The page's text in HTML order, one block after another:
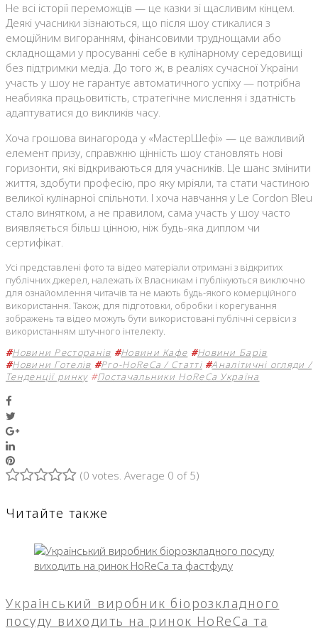
Не всі історії переможців — це казки зі щасливим кінцем.
Деякі учасники зізнаються, що після шоу стикалися з
емоційним вигоранням, фінансовими труднощами або
складнощами у просуванні себе в кулінарному середовищі
без підтримки медіа. До того ж, в реаліях сучасної України
участь у шоу не гарантує автоматичного успіху — потрібна
неабияка працьовитість, стратегічне мислення і здатність
адаптуватися до викликів часу.
Хоча грошова винагорода у «МастерШефі» — це важливий
елемент призу, справжню цінність шоу становлять нові
горизонти, які відкриваються для учасників. Це шанс змінити
життя, здобути професію, про яку мріяли, та стати частиною
великої кулінарної спільноти. І хоча навчання у Le Cordon Bleu
стало винятком, а не правилом, сама участь у шоу часто
виявляється більш цінною, ніж будь-яка диплом чи
сертифікат.
Усі представлені фото та відео матеріали отримані з відкритих
публічних джерел, належать їх Власникам і публікуються виключно
для ознайомлення читачів та не мають будь-якого комерційного
використання. Також, для підготовки, обробки і корегування
зображень та відео можуть бути використовані публічні сервіси з
використанням штучного інтелекту.
#Новини Ресторанів #Новини Кафе #Новини Барів
#Новини Готелів #Pro-HoReCa / Статті #Аналітичні огляди /
Тенденції ринку #Постачальники HoReCa Україна
Google+
LinkedIn
Pinterest
(0 votes. Average 0 of 5)
Читайте также
Український виробник біорозкладного
посуду виходить на ринок HoReCa та